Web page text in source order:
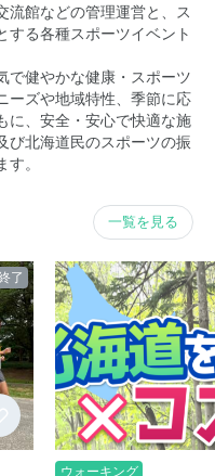
流館などの管理運営と、ス
する各種スポーツイベント
で健やかな健康・スポーツ
ーズや地域特性、季節に応
に、安全・安心で快適な施
び北海道民のスポーツの振
。
一覧を見る
了
ウォーキング